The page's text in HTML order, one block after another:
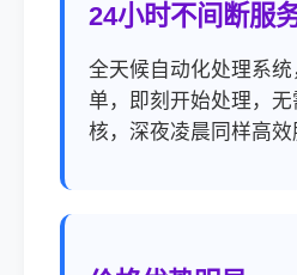
24小时不间断服
全天候自动化处理系
单，即刻开始处理，
核，深夜凌晨同样高效